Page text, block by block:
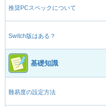
推奨PCスペックについて
Switch版はある？
基礎知識
難易度の設定方法